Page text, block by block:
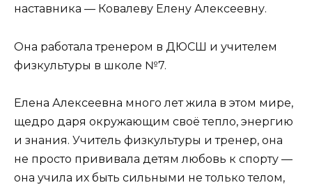
наставника — Ковалеву Елену Алексеевну.
Она работала тренером в ДЮСШ и учителем
физкультуры в школе №7.
Елена Алексеевна много лет жила в этом мире,
щедро даря окружающим своё тепло, энергию
и знания. Учитель физкультуры и тренер, она
не просто прививала детям любовь к спорту —
она учила их быть сильными не только телом,